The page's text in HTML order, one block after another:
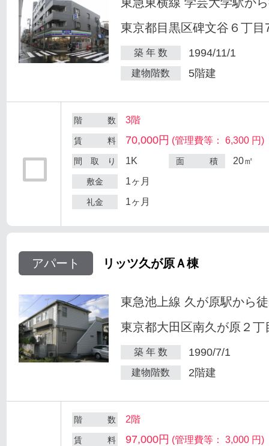
東京都目黒区碑文谷６丁目
築 年 数 1994/11/1
建物階数 5階建
階 数 3階
賃 料 70,000円 (管理費等： 6,300 円)
間 取 り 1K 面 積 20㎡
敷金 1ヶ月
礼金 1ヶ月
アパート リッツ久が原Ａ棟
東急池上線 久が原駅から
東京都大田区南久が原２丁
築 年 数 1990/7/1
建物階数 2階建
階 数 2階
賃 料 97,000円 (管理費等： 3,000 円)